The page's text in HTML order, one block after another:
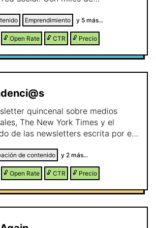
hispana para contar algunas
historias con las que
sus lectores.
Emprendimiento y 5 más...
🔓 Open Rate 🔓 CTR 🔓 Precio
quincenal sobre medios
The New York Times y el
de las newsletters escrita por el
de The New York Times".
de contenido y 2 más...
🔓 Open Rate 🔓 CTR 🔓 Precio